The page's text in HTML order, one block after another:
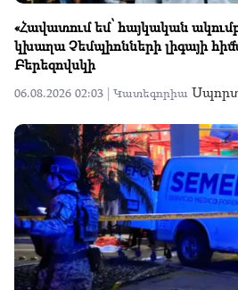
«Հավատում եմ՝ հայկական
կխաղա Չեմպիոնների լիգայի
Բերեզովսկի
06.08.2026 02:03 | Կատեգորիա